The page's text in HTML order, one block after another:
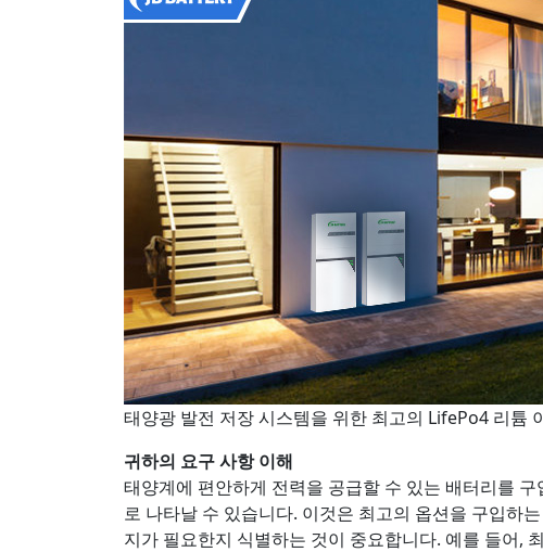
태양광 발전 저장 시스템을 위한 최고의 LifePo4 리튬
귀하의 요구 사항 이해
태양계에 편안하게 전력을 공급할 수 있는 배터리를
로 나타날 수 있습니다. 이것은 최고의 옵션을 구입하
지가 필요한지 식별하는 것이 중요합니다. 예를 들어,